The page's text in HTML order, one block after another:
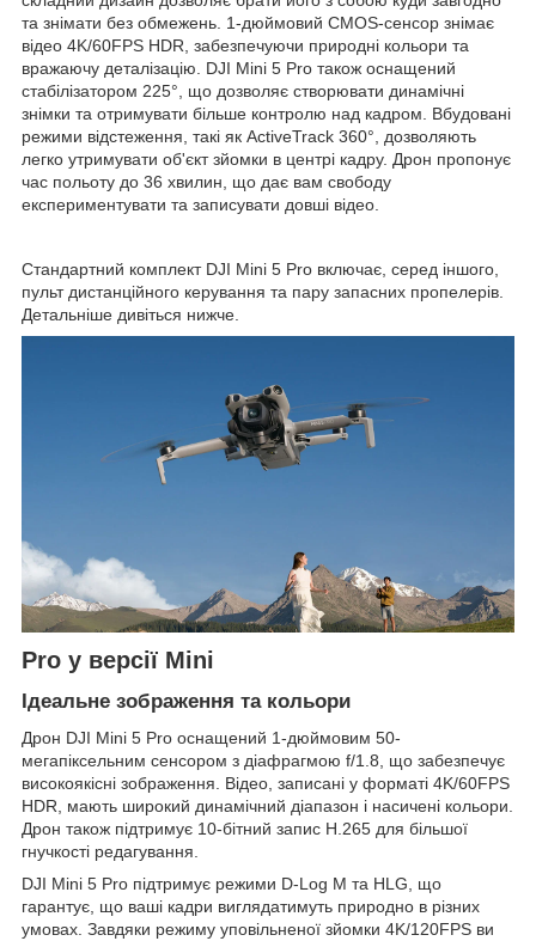
та знімати без обмежень. 1-дюймовий CMOS-сенсор знімає
відео 4K/60FPS HDR, забезпечуючи природні кольори та
вражаючу деталізацію. DJI Mini 5 Pro також оснащений
стабілізатором 225°, що дозволяє створювати динамічні
знімки та отримувати більше контролю над кадром. Вбудовані
режими відстеження, такі як ActiveTrack 360°, дозволяють
легко утримувати об'єкт зйомки в центрі кадру. Дрон пропонує
час польоту до 36 хвилин, що дає вам свободу
експериментувати та записувати довші відео.
Стандартний комплект DJI Mini 5 Pro включає, серед іншого,
пульт дистанційного керування та пару запасних пропелерів.
Детальніше дивіться нижче.
Pro у версії Mini
Ідеальне зображення та кольори
Дрон DJI Mini 5 Pro оснащений 1-дюймовим 50-
мегапіксельним сенсором з діафрагмою f/1.8, що забезпечує
високоякісні зображення. Відео, записані у форматі 4K/60FPS
HDR, мають широкий динамічний діапазон і насичені кольори.
Дрон також підтримує 10-бітний запис H.265 для більшої
гнучкості редагування.
DJI Mini 5 Pro підтримує режими D-Log M та HLG, що
гарантує, що ваші кадри виглядатимуть природно в різних
умовах. Завдяки режиму уповільненої зйомки 4K/120FPS ви